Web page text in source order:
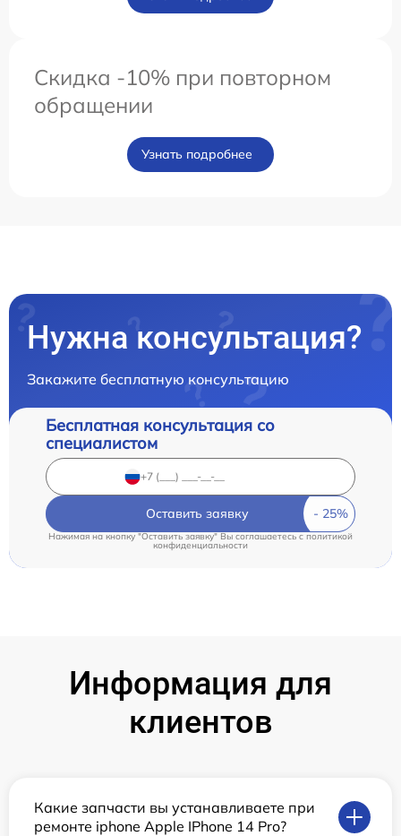
Скидка -10% при повторном
обращении
Узнать подробнее
Нужна консультация?
Закажите бесплатную консультацию
Бесплатная консультация со
специалистом
Оставить заявку
Нажимая на кнопку "Оставить заявку" Вы соглашаетесь cполитикой
конфиденциальности
Информация для
клиентов
Какие запчасти вы устанавливаете при
ремонте iphone Apple IPhone 14 Pro?